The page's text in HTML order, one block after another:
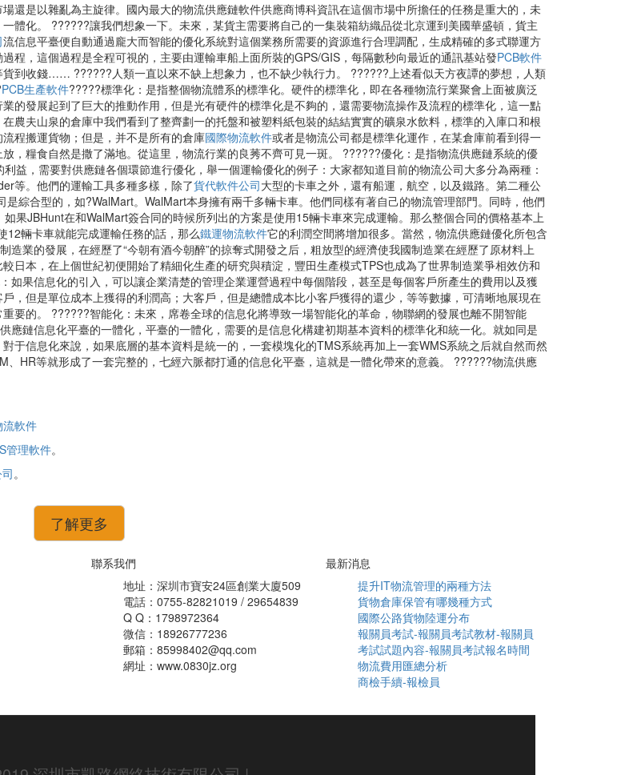
還是以雜亂為主旋律。國內最大的物流供應鏈軟件供應商博科資訊在這個市場中所擔任的任務是重大的，未
體化。 ??????讓我們想象一下。未來，某貨主需要將自己的一集裝箱紡織品從北京運到美國華盛頓，貨主
流信息平臺便自動通過龐大而智能的優化系統對這個業務所需要的資源進行合理調配，生成精確的多式聯運方
程，這個過程是全程可視的，主要由運輸車船上面所裝的GPS/GIS，每隔數秒向最近的通訊基站發PCB軟件
到收錢…… ??????人類一直以來不缺上想象力，也不缺少執行力。 ??????上述看似天方夜譚的夢想，人類
PCB生產軟件?????標準化：是指整個物流體系的標準化。硬件的標準化，即在各種物流行業聚會上面被廣泛
的發展起到了巨大的推動作用，但是光有硬件的標準化是不夠的，還需要物流操作及流程的標準化，這一點
農夫山泉的倉庫中我們看到了整齊劃一的托盤和被塑料紙包裝的結結實實的礦泉水飲料，標準的入庫口和根
程搬運貨物；但是，并不是所有的倉庫國際物流軟件或者是物流公司都是標準化運作，在某倉庫前看到得一
，糧食自然是撒了滿地。從這里，物流行業的良莠不齊可見一斑。 ??????優化：是指物流供應鏈系統的優
益，需要對供應鏈各個環節進行優化，舉一個運輸優化的例子：大家都知道目前的物流公司大多分為兩種：
等。他們的運輸工具多種多樣，除了貨代軟件公司大型的卡車之外，還有船運，航空，以及鐵路。第二種公
綜合型的，如?WalMart。WalMart本身擁有兩千多輛卡車。他們同樣有著自己的物流管理部門。同時，他們
如果JBHunt在和WalMart簽合同的時候所列出的方案是使用15輛卡車來完成運輸。那么整個合同的價格基本上
12輛卡車就能完成運輸任務的話，那么鐵運物流軟件它的利潤空間將增加很多。當然，物流供應鏈優化所包含
業的發展，在經歷了“今朝有酒今朝醉”的掠奪式開發之后，粗放型的經濟使我國制造業在經歷了原材料上
日本，在上個世紀初便開始了精細化生產的研究與積淀，豐田生產模式TPS也成為了世界制造業爭相效仿和
果信息化的引入，可以讓企業清楚的管理企業運營過程中每個階段，甚至是每個客戶所產生的費用以及獲
，但是單位成本上獲得的利潤高；大客戶，但是總體成本比小客戶獲得的還少，等等數據，可清晰地展現在
要的。 ??????智能化：未來，席卷全球的信息化將導致一場智能化的革命，物聯網的發展也離不開智能
鏈信息化平臺的一體化，平臺的一體化，需要的是信息化構建初期基本資料的標準化和統一化。就如同是
于信息化來說，如果底層的基本資料是統一的，一套模塊化的TMS系統再加上一套WMS系統之后就自然而然
HR等就形成了一套完整的，七經六脈都打通的信息化平臺，這就是一體化帶來的意義。 ??????物流供應
軟件
管理軟件。
。
了解更多
聯系我們
地址：深圳市寶安24區創業大廈509
電話：0755-82821019 / 29654839
Q Q：1798972364
微信：18926777236
郵箱：85998402@qq.com
網址：www.0830jz.org
最新消息
提升IT物流管理的兩種方法
貨物倉庫保管有哪幾種方式
國際公路貨物陸運分布
報關員考試-報關員考試教材-報關員
考試試題內容-報關員考試報名時間
物流費用匯總分析
商檢手續-報檢員